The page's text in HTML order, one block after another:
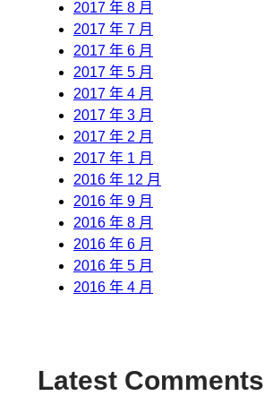
2017 年 8 月
2017 年 7 月
2017 年 6 月
2017 年 5 月
2017 年 4 月
2017 年 3 月
2017 年 2 月
2017 年 1 月
2016 年 12 月
2016 年 9 月
2016 年 8 月
2016 年 6 月
2016 年 5 月
2016 年 4 月
Latest Comments